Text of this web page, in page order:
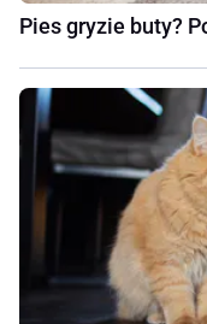
Pies gryzie buty?